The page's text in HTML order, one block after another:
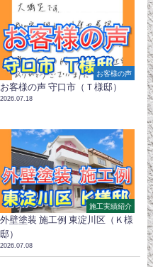
お客様の声
お客様の声 守口市（Ｔ様邸）
2026.07.18
施工実績紹介
外壁塗装 施工例 東淀川区（Ｋ様
邸）
2026.07.08